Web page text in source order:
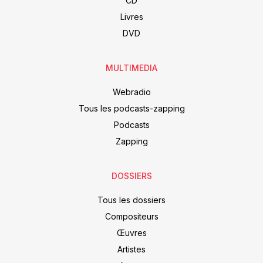
Livres
DVD
MULTIMEDIA
Webradio
Tous les podcasts-zapping
Podcasts
Zapping
DOSSIERS
Tous les dossiers
Compositeurs
Œuvres
Artistes